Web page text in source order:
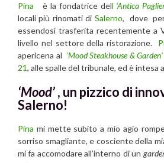
Pina è la fondatrice dell ‘Antica
locali più rinomati di Salerno, dove per
essendosi trasferita recentemente a
livello nel settore della ristorazione.
apericena al ‘Mood Steakhouse & Garden’
21, alle spalle del tribunale, ed è intesa
‘Mood’, un pizzico di
Salerno!
Pina mi mette subito a mio agio
sorriso smagliante, e cosciente della
mi fa accomodare all’interno di un